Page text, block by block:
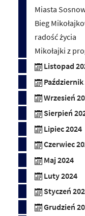
Miasta
Bieg
radość życia
Mikołajki z
Listopad
Październik
Wrzesień
Sierpień
Lipiec 2024
Czerwiec
Maj 2024
Luty 2024
Styczeń
Grudzień